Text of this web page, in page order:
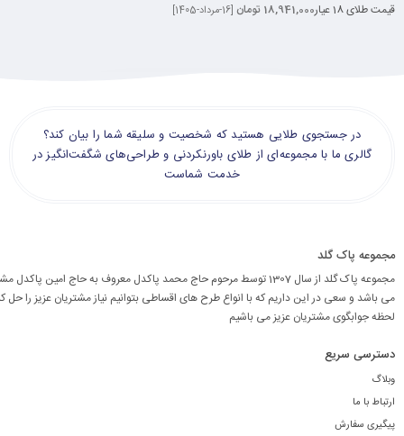
قیمت طلای 18 عیار 18,941,000 تومان [16-مرداد-1405]
در جستجوی طلایی هستید که شخصیت و سلیقه شما را بیان کند؟
گالری ما با مجموعه‌ای از طلای باورنکردنی و طراحی‌های شگفت‌انگیز در
خدمت شماست
مجموعه پاک گلد
مجموعه پاک گلد از سال 1307 توسط مرحوم حاج محمد پاکدل معروف به حاج امین
می باشد و سعی در این داریم که با انواع طرح های اقساطی بتوانیم نیاز مشتریان عزیز را حل
لحظه جوابگوی مشتریان عزیز می باشیم
دسترسی سریع
وبلاگ
ارتباط با ما
پیگیری سفارش